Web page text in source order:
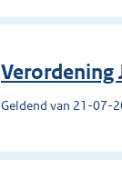
Verordening
Geldend van 21-07-